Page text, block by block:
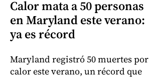
Calor mata a 50 personas
en Maryland este verano:
ya es récord
Maryland registró 50 muertes por
calor este verano, un récord que